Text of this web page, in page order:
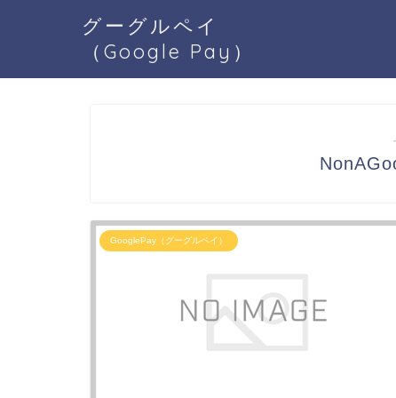
グーグルペイ
（Google Pay）
GooglePay（グーグルペイ）